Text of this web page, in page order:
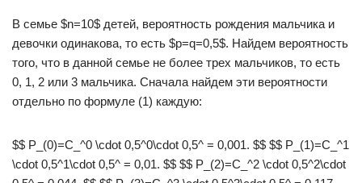
В семье $n=10$ детей, вероятность рождения мальчика и
девочки одинакова, то есть $p=q=0,5$. Найдем вероятность
того, что в данной семье не более трех мальчиков, то есть
0, 1, 2 или 3 мальчика. Сначала найдем эти вероятности
отдельно по формуле (1) каждую:
$$ P_(0)=C_^0 \cdot 0,5^0\cdot 0,5^ = 0,001. $$ $$ P_(1)=C_^1
\cdot 0,5^1\cdot 0,5^ = 0,01. $$ $$ P_(2)=C_^2 \cdot 0,5^2\cdot